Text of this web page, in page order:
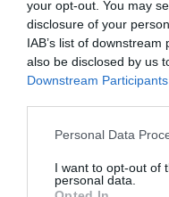
your opt-out. You may
disclosure of your
IAB’s list of
also be disclosed by us
Downstream Participants
Please note that this
not limited to your visit
grant or deny consent
Personal Data
I want to opt-out of
personal data.
και βίντεο
06.08.2026 | 22:04
Εύβοια: Με
Ωρεούς – Παρών ο
Συντάξεις